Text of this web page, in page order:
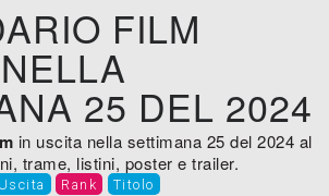
FILM
25 DEL 2024
in uscita nella settimana 25 del 2024 al
trame, listini, poster e trailer.
Uscita Rank Titolo